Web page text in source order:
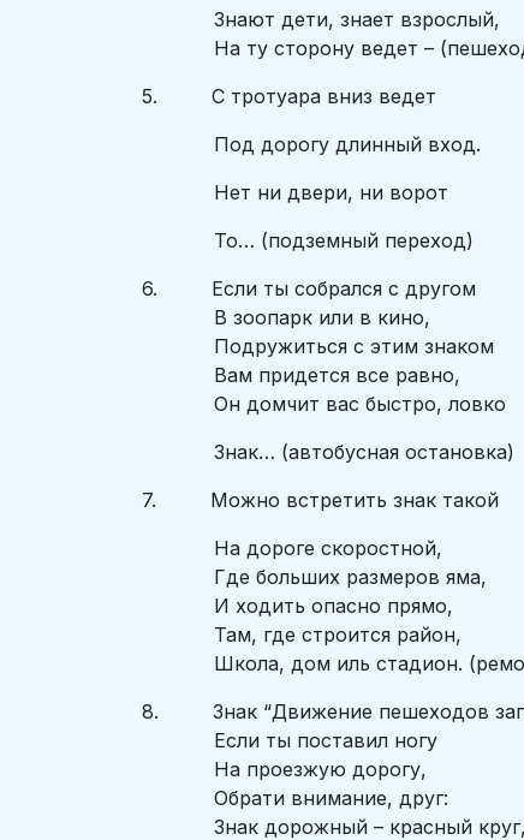
Знают дети, знает взрослый,
На ту сторону ведет –
5. С тротуара вниз ведет
Под дорогу длинный вход.
Нет ни двери, ни ворот
То… (подземный переход)
6. Если ты собрался с другом
В зоопарк или в кино,
Подружиться с этим знаком
Вам придется все равно,
Он домчит вас быстро, ловко
Знак… (автобусная остановка)
7. Можно встретить знак такой
На дороге скоростной,
Где больших размеров яма,
И ходить опасно прямо,
Там, где строится район,
Школа, дом иль стадион.
8. Знак “Движение пешеходов
Если ты поставил ногу
На проезжую дорогу,
Обрати внимание, друг:
Знак дорожный – красный круг,